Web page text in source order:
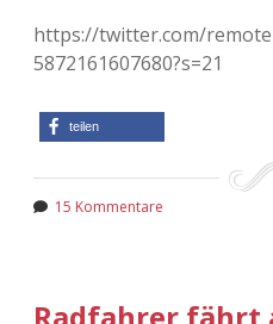
https://twitter.com/
5872161607680?s=21
teilen
15 Kommentare